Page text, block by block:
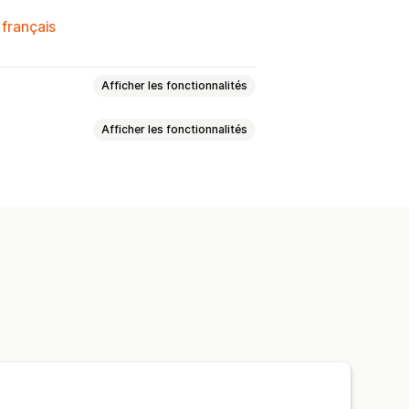
Afficher les fonctionnalités
Afficher les fonctionnalités